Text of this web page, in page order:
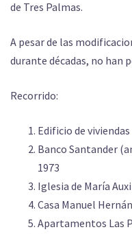
de Tres Palmas.
A pesar de las
durante décadas, no han
Recorrido:
Edificio de
Banco Santander
1973
Iglesia de María
Casa Manuel
Apartamentos Las